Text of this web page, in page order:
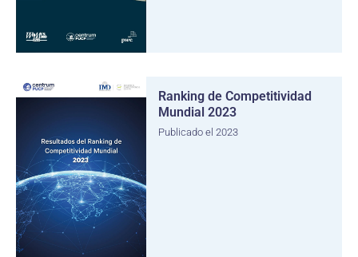
Ranking de Competitividad
Mundial 2023
Publicado el 2023